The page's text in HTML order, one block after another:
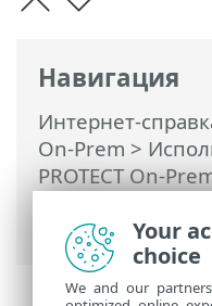
Навигация
Интернет-
On-Prem >
PROTECT On-
Управление
Your
choice
We and our